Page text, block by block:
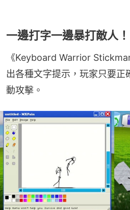
一邊打字一邊暴打敵人！
《Keyboard Warrior
出各種文字提示，玩家只要正
動攻擊。